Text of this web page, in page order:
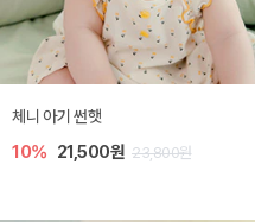
체니 아기 썬햇
10% 21,500원 23,800원